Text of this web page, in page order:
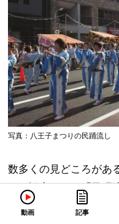
写真：八王子まつりの民踊流し
数多くの見どころがあ
録に認定された「民踊
は、約1.8km に渡る甲
動画 記事